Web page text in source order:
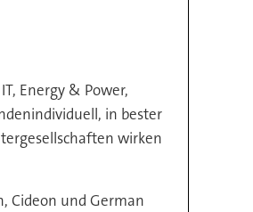
Energy & Power,
in bester
wirken
Cideon und German